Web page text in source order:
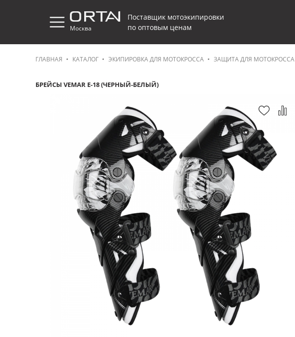
Москва
Поставщик мотоэкипировки
по оптовым ценам
ГЛАВНАЯ КАТАЛОГ ЭКИПИРОВКА ДЛЯ МОТОКРОССА ЗАЩИТА ДЛЯ МОТОКРОССА
БРЕЙСЫ VEMAR E-18 (ЧЕРНЫЙ-БЕЛЫЙ)